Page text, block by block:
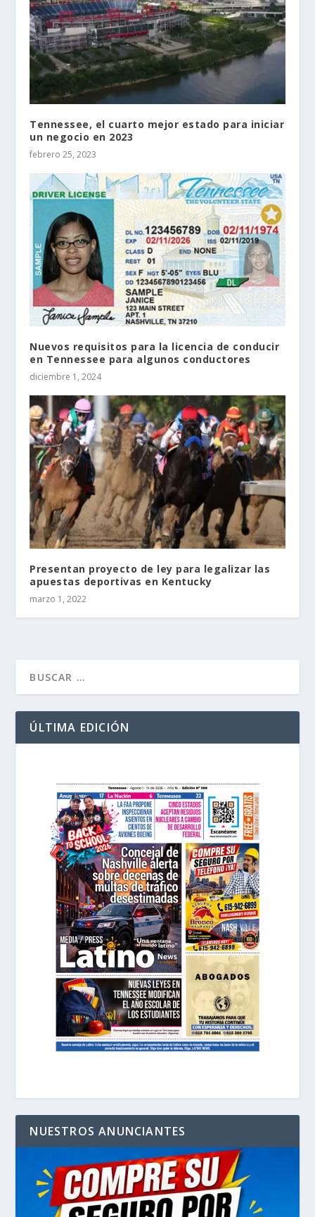
Tennessee, el cuarto mejor estado para iniciar
un negocio en 2023
febrero 25, 2023
Nuevos requisitos para la licencia de conducir
en Tennessee para algunos conductores
diciembre 1, 2024
Presentan proyecto de ley para legalizar las
apuestas deportivas en Kentucky
marzo 1, 2022
ÚLTIMA EDICIÓN
NUESTROS ANUNCIANTES